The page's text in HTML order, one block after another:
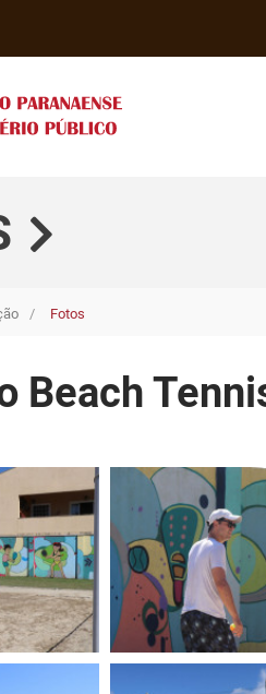
Fotos
Beach